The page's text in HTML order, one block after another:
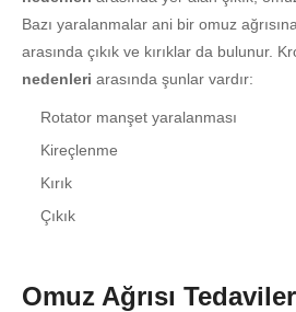
Bazı yaralanmalar ani bir omuz
arasında çıkık ve kırıklar da bulunur.
nedenleri arasında şunlar vardır:
Rotator manşet yaralanması
Kireçlenme
Kırık
Çıkık
Omuz Ağrısı